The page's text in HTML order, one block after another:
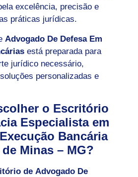
excelência, precisão e
práticas jurídicas.
Advogado De Defesa Em
está preparada para
jurídico necessário,
personalizadas e
o Escritório
Especialista em
Bancária
Minas – MG?
de Advogado De